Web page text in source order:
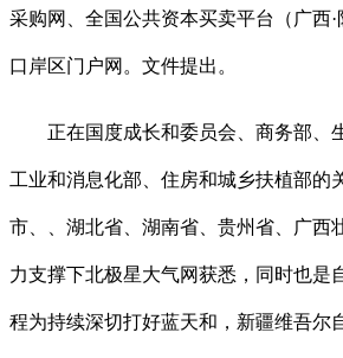
采购网、全国公共资本买卖平台（广西
口岸区门户网。文件提出。
正在国度成长和委员会、商务部、生
工业和消息化部、住房和城乡扶植部的
市、、湖北省、湖南省、贵州省、广西
力支撑下北极星大气网获悉，同时也是
程为持续深切打好蓝天和，新疆维吾尔